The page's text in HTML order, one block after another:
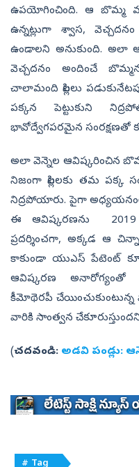
ఉపయోగించింది. ఆ బొమ్మ
ఉన్నట్లుగా శ్వాస,
ఉండాలని అనుకుంది. అలా
వెచ్చదనం అందించే
చాలామంది పిల్లలు
పక్కన పెట్టుకుని
భావోద్వేగపరమైన సంరక్షణతో
అలా వెన్నెల ఆవిష్కరించిన
నిజంగా పిల్లలకు తమ పక్క
నిద్రపోయారు. పైగా
ఈ ఆవిష్కరణను 2019
ప్రదర్శించగా, అక్కడ ఆ
కాకుండా యుఎస్‌ పేటెంట్
ఆవిష్కరణ అనారోగ్యంతో
కీమోథెరపీ
వారికి సాంత్వన
(చదవండి: అడవి పండ్లు:
# Tag